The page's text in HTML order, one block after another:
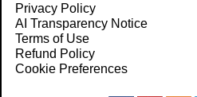
Privacy Policy
AI Transparency Notice
Terms of Use
Refund Policy
Cookie Preferences